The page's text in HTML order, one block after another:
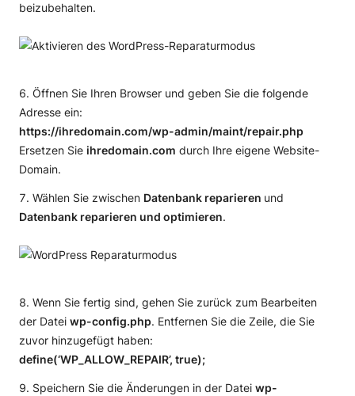
beizubehalten.
Öffnen Sie Ihren Browser und geben Sie die folgende
Adresse ein:
https://ihredomain.com/wp-admin/maint/repair.php
Ersetzen Sie ihredomain.com durch Ihre eigene Website-
Domain.
Wählen Sie zwischen Datenbank reparieren und
Datenbank reparieren und optimieren.
Wenn Sie fertig sind, gehen Sie zurück zum Bearbeiten
der Datei wp-config.php. Entfernen Sie die Zeile, die Sie
zuvor hinzugefügt haben:
define(‘WP_ALLOW_REPAIR’, true);
Speichern Sie die Änderungen in der Datei wp-